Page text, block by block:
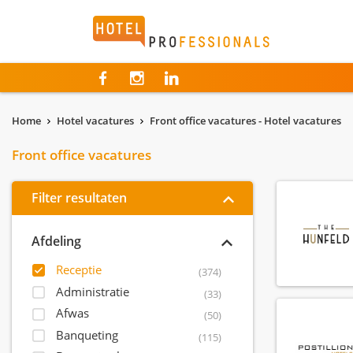
Hotelprofessionals
Home Hotel vacatures Front office vacatures - Hotel vacatures
Front office vacatures
Filter resultaten
Afdeling
Receptie (374)
Administratie (33)
Afwas (50)
Banqueting (115)